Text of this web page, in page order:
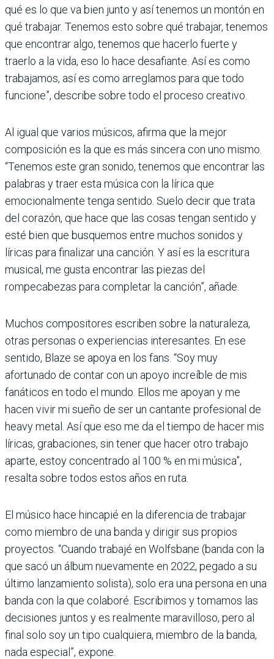
qué es lo que va bien junto y así tenemos un montón en
qué trabajar. Tenemos esto sobre qué trabajar, tenemos
que encontrar algo, tenemos que hacerlo fuerte y
traerlo a la vida, eso lo hace desafiante. Así es como
trabajamos, así es como arreglamos para que todo
funcione”, describe sobre todo el proceso creativo.
Al igual que varios músicos, afirma que la mejor
composición es la que es más sincera con uno mismo.
“Tenemos este gran sonido, tenemos que encontrar las
palabras y traer esta música con la lírica que
emocionalmente tenga sentido. Suelo decir que trata
del corazón, que hace que las cosas tengan sentido y
esté bien que busquemos entre muchos sonidos y
líricas para finalizar una canción. Y así es la escritura
musical, me gusta encontrar las piezas del
rompecabezas para completar la canción”, añade.
Muchos compositores escriben sobre la naturaleza,
otras personas o experiencias interesantes. En ese
sentido, Blaze se apoya en los fans. “Soy muy
afortunado de contar con un apoyo increíble de mis
fanáticos en todo el mundo. Ellos me apoyan y me
hacen vivir mi sueño de ser un cantante profesional de
heavy metal. Así que eso me da el tiempo de hacer mis
líricas, grabaciones, sin tener que hacer otro trabajo
aparte, estoy concentrado al 100 % en mi música”,
resalta sobre todos estos años en ruta.
El músico hace hincapié en la diferencia de trabajar
como miembro de una banda y dirigir sus propios
proyectos. “Cuando trabajé en Wolfsbane (banda con la
que sacó un álbum nuevamente en 2022, pegado a su
último lanzamiento solista), solo era una persona en una
banda con la que colaboré. Escribimos y tomamos las
decisiones juntos y es realmente maravilloso, pero al
final solo soy un tipo cualquiera, miembro de la banda,
nada especial”, expone.